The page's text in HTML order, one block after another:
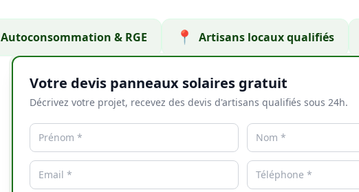
Autoconsommation & RGE 📍 Artisans locaux qualifiés
Votre devis panneaux solaires gratuit
Décrivez votre projet, recevez des devis d'artisans qualifiés sous 24h.